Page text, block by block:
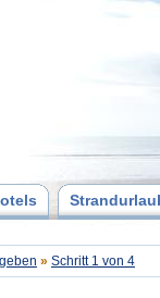
» Schritt 1 von 4